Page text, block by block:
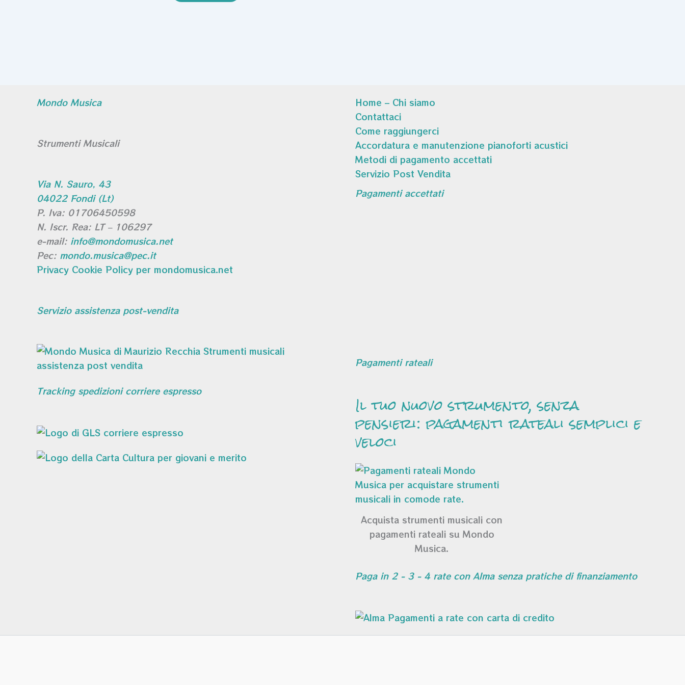
Mondo Musica
Strumenti Musicali
Via N. Sauro, 43
04022 Fondi (Lt)
P. Iva: 01706450598
N. Iscr. Rea: LT – 106297
e-mail: info@mondomusica.net
Pec: mondo.musica@pec.it
Privacy Cookie Policy per mondomusica.net
Servizio assistenza post-vendita
Tracking spedizioni corriere espresso
Home – Chi siamo
Contattaci
Come raggiungerci
Accordatura e manutenzione pianoforti acustici
Metodi di pagamento accettati
Servizio Post Vendita
Pagamenti accettati
Pagamenti rateali
Il tuo nuovo strumento, senza
pensieri: pagamenti rateali semplici e
veloci
Acquista strumenti musicali con
pagamenti rateali su Mondo
Musica.
Paga in 2 - 3 - 4 rate con Alma senza pratiche di finanziamento